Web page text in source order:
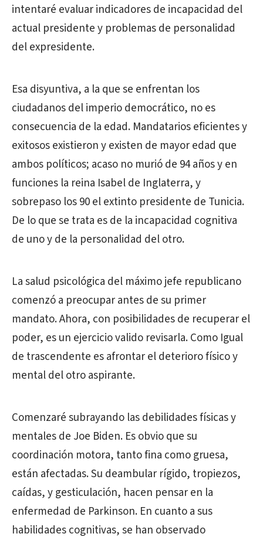
intentaré evaluar indicadores de incapacidad del
actual presidente y problemas de personalidad
del expresidente.
Esa disyuntiva, a la que se enfrentan los
ciudadanos del imperio democrático, no es
consecuencia de la edad. Mandatarios eficientes y
exitosos existieron y existen de mayor edad que
ambos políticos; acaso no murió de 94 años y en
funciones la reina Isabel de Inglaterra, y
sobrepaso los 90 el extinto presidente de Tunicia.
De lo que se trata es de la incapacidad cognitiva
de uno y de la personalidad del otro.
La salud psicológica del máximo jefe republicano
comenzó a preocupar antes de su primer
mandato. Ahora, con posibilidades de recuperar el
poder, es un ejercicio valido revisarla. Como Igual
de trascendente es afrontar el deterioro físico y
mental del otro aspirante.
Comenzaré subrayando las debilidades físicas y
mentales de Joe Biden. Es obvio que su
coordinación motora, tanto fina como gruesa,
están afectadas. Su deambular rígido, tropiezos,
caídas, y gesticulación, hacen pensar en la
enfermedad de Parkinson. En cuanto a sus
habilidades cognitivas, se han observado